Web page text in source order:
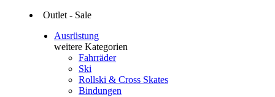
Outlet - Sale
Ausrüstung
weitere Kategorien
Fahrräder
Ski
Rollski & Cross Skates
Bindungen